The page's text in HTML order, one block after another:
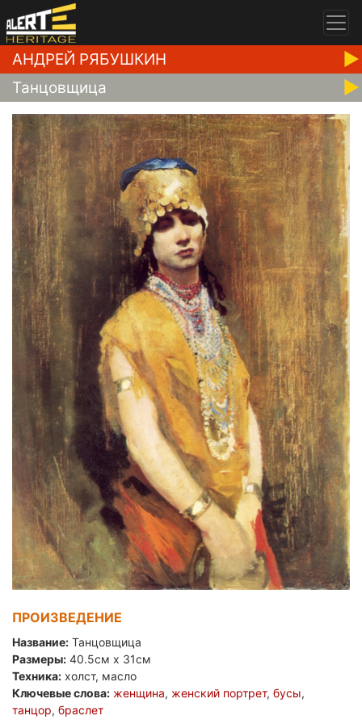
АНДРЕЙ РЯБУШКИН
Танцовщица
ПРОИЗВЕДЕНИЕ
Название: Танцовщица
Размеры: 40.5см x 31см
Техника: холст, масло
Ключевые слова: женщина, женский портрет, бусы,
танцор, браслет